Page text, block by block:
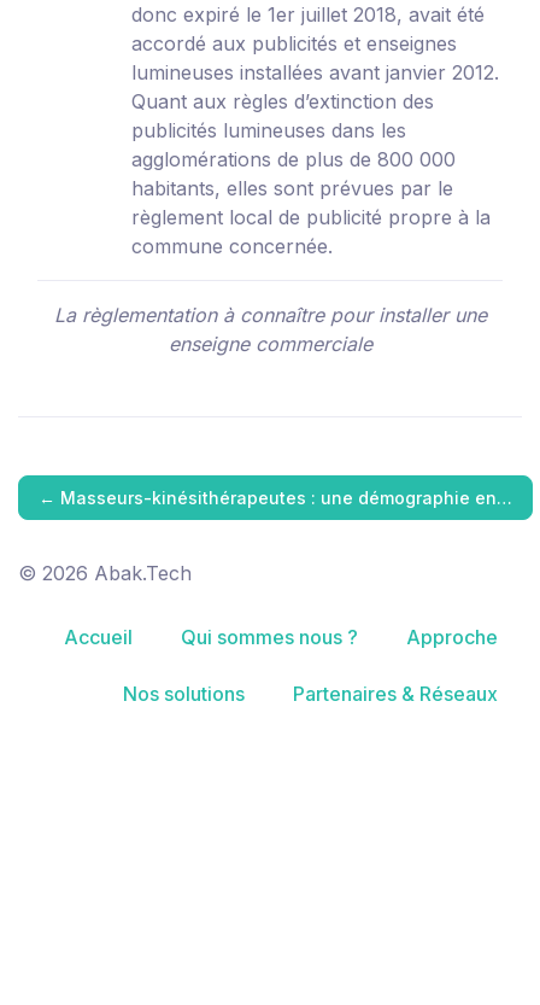
donc expiré le 1er juillet 2018, avait été
accordé aux publicités et enseignes
lumineuses installées avant janvier 2012.
Quant aux règles d’extinction des
publicités lumineuses dans les
agglomérations de plus de 800 000
habitants, elles sont prévues par le
règlement local de publicité propre à la
commune concernée.
La règlementation à connaître pour installer une
enseigne commerciale
← Masseurs-kinésithérapeutes : une démographie en…
© 2026 Abak.Tech
Accueil Qui sommes nous ? Approche
Nos solutions Partenaires & Réseaux